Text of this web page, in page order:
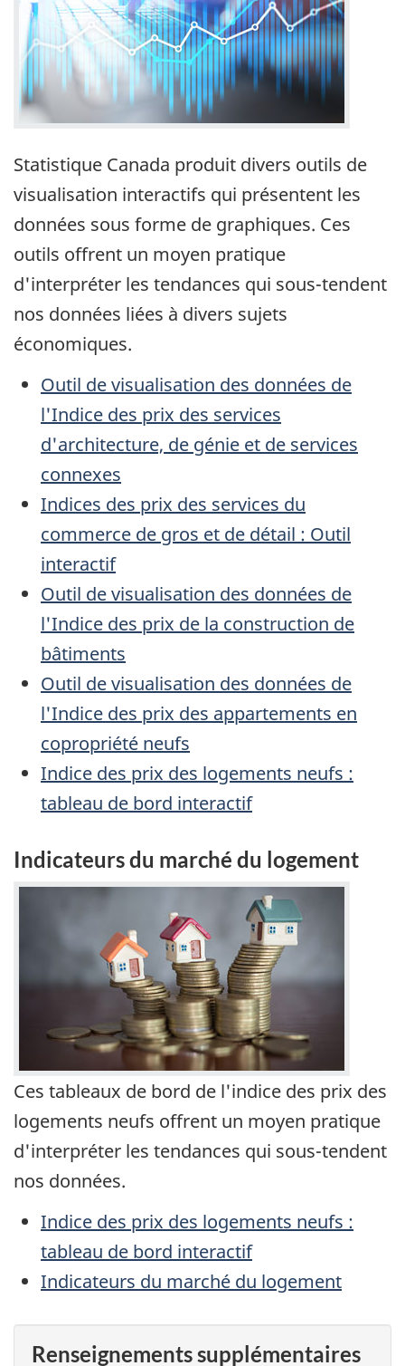
Statistique Canada produit divers outils de
visualisation interactifs qui présentent les
données sous forme de graphiques. Ces
outils offrent un moyen pratique
d'interpréter les tendances qui sous-tendent
nos données liées à divers sujets
économiques.
Outil de visualisation des données de
l'Indice des prix des services
d'architecture, de génie et de services
connexes
Indices des prix des services du
commerce de gros et de détail : Outil
interactif
Outil de visualisation des données de
l'Indice des prix de la construction de
bâtiments
Outil de visualisation des données de
l'Indice des prix des appartements en
copropriété neufs
Indice des prix des logements neufs :
tableau de bord interactif
Indicateurs du marché du logement
Ces tableaux de bord de l'indice des prix des
logements neufs offrent un moyen pratique
d'interpréter les tendances qui sous-tendent
nos données.
Indice des prix des logements neufs :
tableau de bord interactif
Indicateurs du marché du logement
Renseignements supplémentaires